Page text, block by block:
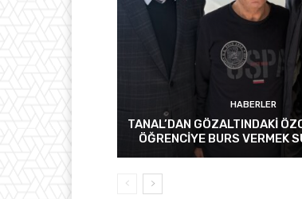
HABERLER
TANAL’DAN GÖZALTINDAKİ
ÖĞRENCİYE BURS VERMEK